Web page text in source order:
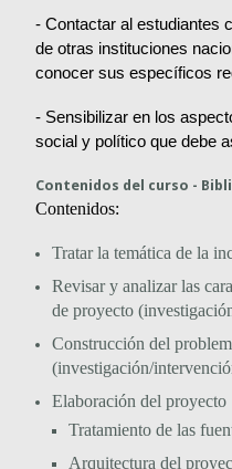
- Contactar al estudiantes
de otras instituciones
conocer sus específicos
- Sensibilizar en los
social y político que debe
Contenidos del curso -
Contenidos:
Tratar la temática de la
Revisar y analizar las
de proyecto
Construcción del
(investigación/
Elaboración del proyecto
Tratamiento de las
Arquitectura del